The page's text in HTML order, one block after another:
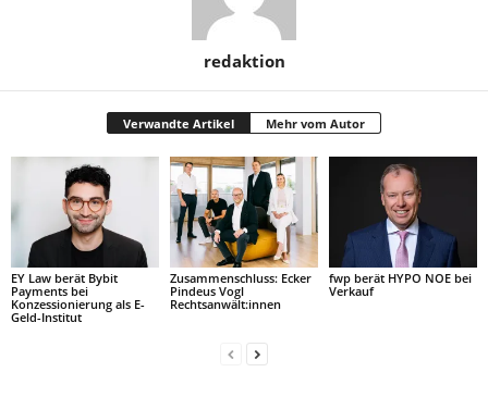
redaktion
Verwandte Artikel Mehr vom Autor
EY Law berät Bybit
Payments bei
Konzessionierung als E-
Geld-Institut
Zusammenschluss: Ecker
Pindeus Vogl
Rechtsanwält:innen
fwp berät HYPO NOE bei
Verkauf